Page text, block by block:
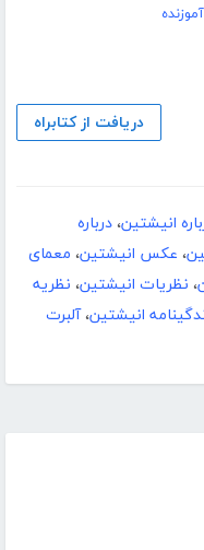
آموزنده
دریافت از کتابراه
انیشتین، درباره
، عکس انیشتین، معمای
، نظریات انیشتین، نظریه
انیشتین،آلبرت